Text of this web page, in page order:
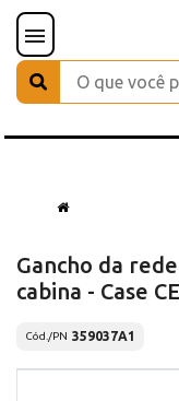
Gancho da
cabina - Case CE
Cód./PN 359037A1